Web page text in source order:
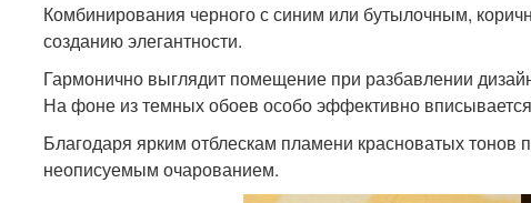
Комбинирования черного с синим или бутылочным,
созданию элегантности.
Гармонично выглядит помещение при разбавлении
На фоне из темных обоев особо эффективно
Благодаря ярким отблескам пламени красноватых
неописуемым очарованием.